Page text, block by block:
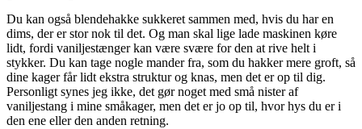
Du kan også blendehakke sukkeret sammen med, hvis du har en
dims, der er stor nok til det. Og man skal lige lade maskinen køre
lidt, fordi vaniljestænger kan være svære for den at rive helt i
stykker. Du kan tage nogle mander fra, som du hakker mere groft, så
dine kager får lidt ekstra struktur og knas, men det er op til dig.
Personligt synes jeg ikke, det gør noget med små nister af
vaniljestang i mine småkager, men det er jo op til, hvor hys du er i
den ene eller den anden retning.